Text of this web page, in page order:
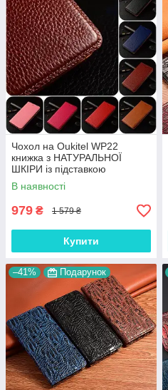
Чохол на Oukitel WP22
книжка з НАТУРАЛЬНОЇ
ШКІРИ із підставкою
візитницею протиударний
магнітний "BULL"
В наявності
979 ₴ 1 579 ₴
Купити
–41% Подарунок